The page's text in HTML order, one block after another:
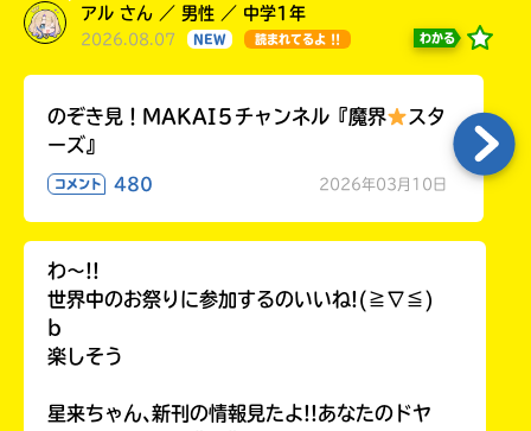
アル さん ／ 男性 ／ 中学1年
2026.08.07 NEW 読まれてるよ !! わかる
のぞき見！MAKAI５チャンネル『魔界
スタ
ーズ』
コメント 480 2026年03月10日
わ〜!!
世界中のお祭りに参加するのいいね!(≧∇≦)
b
楽しそう
星来ちゃん､新刊の情報見たよ!!あなたのドヤ